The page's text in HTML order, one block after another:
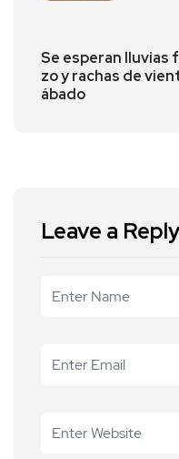
Se esperan lluvias
zo y rachas de
ábado
Leave a Reply